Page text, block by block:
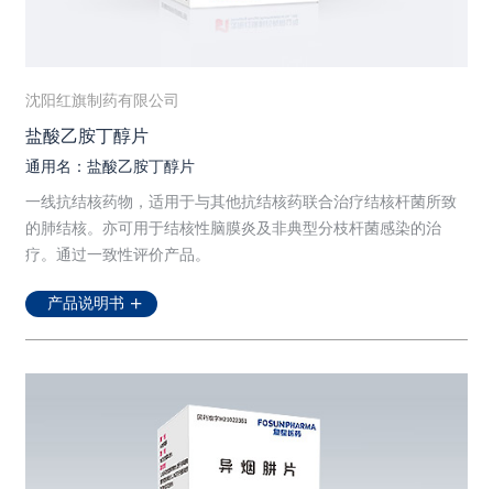
沈阳红旗制药有限公司
盐酸乙胺丁醇片
通用名：盐酸乙胺丁醇片
一线抗结核药物，适用于与其他抗结核药联合治疗结核杆菌所致
的肺结核。亦可用于结核性脑膜炎及非典型分枝杆菌感染的治
疗。通过一致性评价产品。
产品说明书